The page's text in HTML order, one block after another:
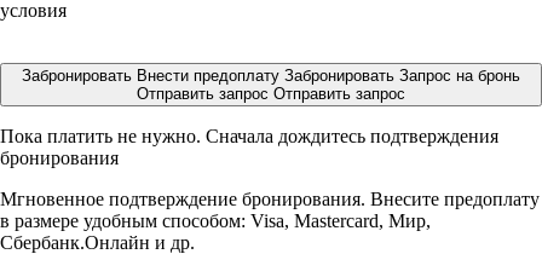
условия
Забронировать Внести предоплату Забронировать Запрос на бронь
Отправить запрос Отправить запрос
Пока платить не нужно. Сначала дождитесь подтверждения
бронирования
Мгновенное подтверждение бронирования. Внесите предоплату
в размере удобным способом: Visa, Mastercard, Мир,
Сбербанк.Онлайн и др.